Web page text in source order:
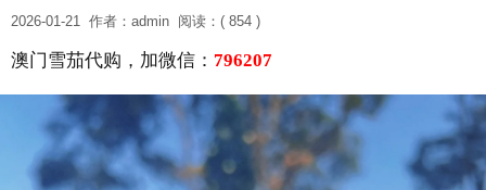
2026-01-21 作者：admin 阅读：( 854 )
澳门雪茄代购，加微信： 796207